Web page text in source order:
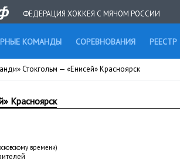
ФЕДЕРАЦИЯ ХОККЕЯ С МЯЧОМ РОССИИ
КОМАНДЫ СОРЕВНОВАНИЯ РЕЕСТР
Стокгольм — «Енисей» Красноярск
Красноярск
времени)